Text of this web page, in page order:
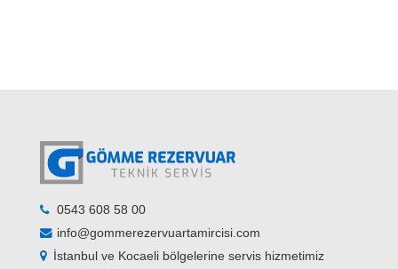
0543 608 58 00
info@gommerezervuartamircisi.com
İstanbul ve Kocaeli bölgelerine servis hizmetimiz